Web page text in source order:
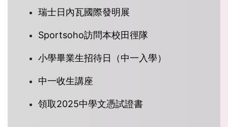
瑞士日內瓦國際發明展
Sportsoho訪問本校田徑隊
小學畢業生招待日（中一入學）
中一收生講座
領取2025中學文憑試證書